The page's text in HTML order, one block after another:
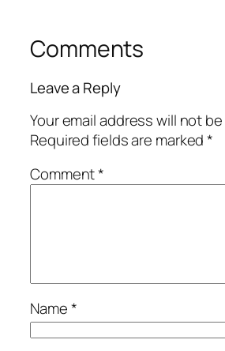
Comments
Leave a Reply
Your email address will not
Required fields are marked*
Comment*
Name*